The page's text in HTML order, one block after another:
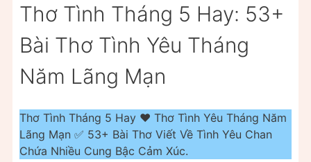
Thơ Tình Tháng 5 Hay: 53+
Bài Thơ Tình Yêu Tháng
Năm Lãng Mạn
Thơ Tình Tháng 5 Hay ❤️️ Thơ Tình Yêu Tháng Năm
Lãng Mạn ✅ 53+ Bài Thơ Viết Về Tình Yêu Chan
Chứa Nhiều Cung Bậc Cảm Xúc.